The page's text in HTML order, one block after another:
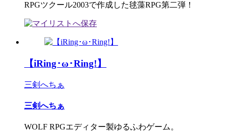
RPGツクール2003で作成した毬藻RPG第二弾！
【iRing･ω･Ring!】
三剣へちぁ
三剣へちぁ
WOLF RPGエディター製ゆるふわゲーム。